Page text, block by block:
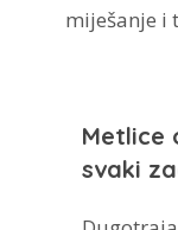
miješanje i
Metlice
svaki